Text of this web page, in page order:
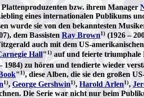
bzw. ihrem Manager
eines internationalen Publikums
wurde sie von den bekanntesten
dem Bassisten Ray Brown1) (1926 –
auch mit dem US-
Hall" 1) auf und feierte triumphale
1984) zu hören und tendierte wieder
"1), diese Alben, die sie den großen
1), George Gershwin1), Harold Arlen1),
Die Serie war nicht nur beim